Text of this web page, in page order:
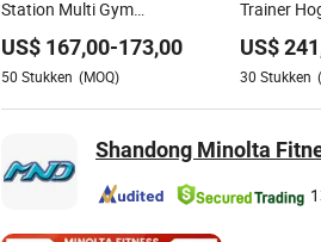
Station Multi Gym
Apparatuur Fitness
Apparatuur Sportschool
Machine Equipo De Gimnasio
met 65kgs Gewichtstapel
US$ 167,00-173,00
50 Stukken (MOQ)
Trainer
Fitness
Machine
US$
30 Stukken
Shandong Minolta